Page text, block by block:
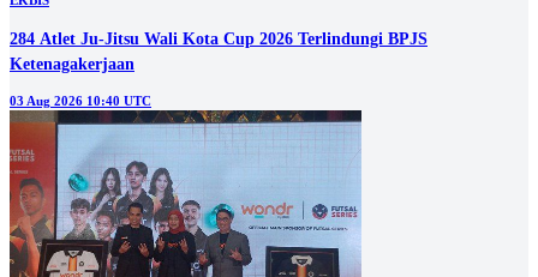
284 Atlet Ju-Jitsu Wali Kota Cup 2026 Terlindungi BPJS
Ketenagakerjaan
03 Aug 2026 10:40 UTC